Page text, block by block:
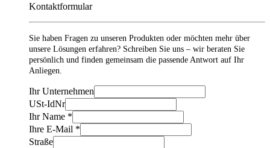
Kontaktformular
Sie haben Fragen zu unseren Produkten oder möchten mehr über
unsere Lösungen erfahren? Schreiben Sie uns – wir beraten Sie
persönlich und finden gemeinsam die passende Antwort auf Ihr
Anliegen.
Ihr Unternehmen
USt-IdNr
Ihr Name *
Ihre E-Mail *
Straße